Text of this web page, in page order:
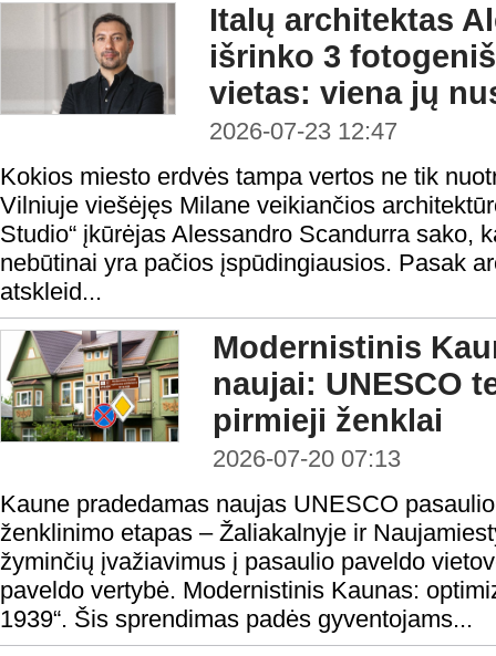
Italų architektas
išrinko 3
vietas: viena jų
2026-07-23 12:47
Kokios miesto erdvės tampa vertos ne tik
Vilniuje viešėjęs Milane veikiančios
Studio“ įkūrėjas Alessandro Scandurra sako,
nebūtinai yra pačios įspūdingiausios. Pasak
atskleid...
Modernistinis
naujai: UNESCO
pirmieji ženklai
2026-07-20 07:13
Kaune pradedamas naujas UNESCO
ženklinimo etapas – Žaliakalnyje ir
žyminčių įvažiavimus į pasaulio paveldo
paveldo vertybė. Modernistinis Kaunas:
1939“. Šis sprendimas padės gyventojams...